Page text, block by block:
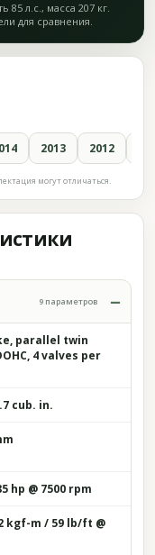
85 л.с., масса 207 кг.
для сравнения.
2013 2012
могут отличаться.
9 параметров
parallel twin
4 valves per
cub. in.
hp @ 7500 rpm
kgf-m / 59 lb/ft @